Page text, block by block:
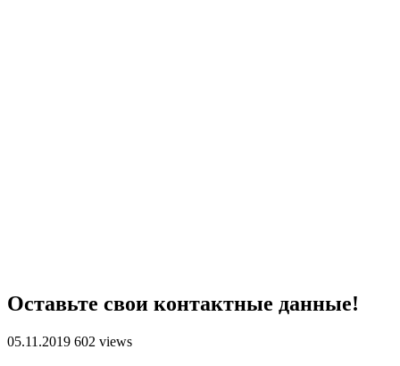
Оставьте свои контактные данные!
05.11.2019 602 views